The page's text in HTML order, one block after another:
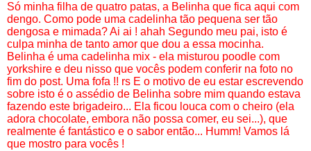
Só minha filha de quatro patas, a Belinha que fica aqui com
dengo. Como pode uma cadelinha tão pequena ser tão
dengosa e mimada? Ai ai ! ahah Segundo meu pai, isto é
culpa minha de tanto amor que dou a essa mocinha.
Belinha é uma cadelinha mix - ela misturou poodle com
yorkshire e deu nisso que vocês podem conferir na foto no
fim do post. Uma fofa !! rs E o motivo de eu estar escrevendo
sobre isto é o assédio de Belinha sobre mim quando estava
fazendo este brigadeiro... Ela ficou louca com o cheiro (ela
adora chocolate, embora não possa comer, eu sei...), que
realmente é fantástico e o sabor então... Humm! Vamos lá
que mostro para vocês !